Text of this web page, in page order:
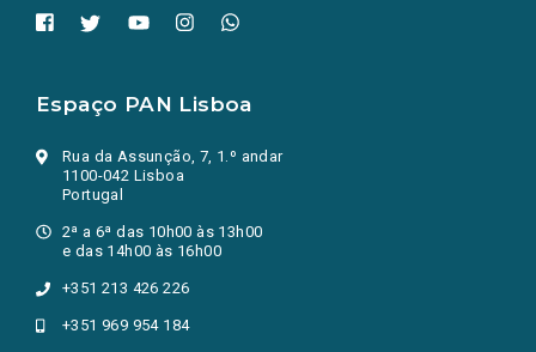
Espaço PAN Lisboa
Rua da Assunção, 7, 1.º andar
1100-042 Lisboa
Portugal
2ª a 6ª das 10h00 às 13h00
e das 14h00 às 16h00
+351 213 426 226
+351 969 954 184